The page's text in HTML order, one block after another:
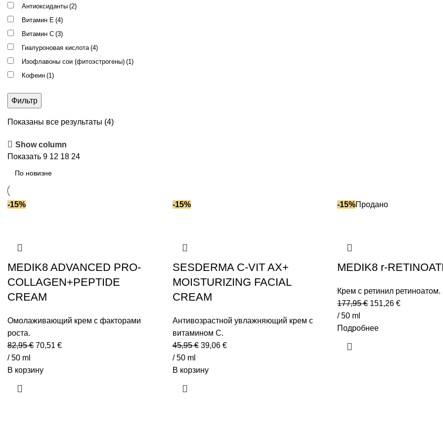
Антиоксиданты (2)
Витамин E (4)
Витамин С (3)
Гиалуроновая кислота (4)
Изофлавоны сои (фитоэстрогены) (1)
Кофеин (1)
Пептиды
(1)
Ретинил ретиноат(витамин А)
Сквалан (1)
Факторы роста
Экстракты растений
Фильтр
Показаны все результаты (4)Сортировка:
Show column
Показать 9 12 18 24
-15%
MEDIK8 ADVANCED PRO-
COLLAGEN+PEPTIDE
CREAM
Омолаживающий крем с факторами
роста.
82,95€ Первоначальная
составляла
70,51 €Текущая
/ 50 ml
В корзину
-15%
SESDERMA C-VIT AX+
MOISTURIZING FACIAL
CREAM
Антивозрастной увлажняющий крем с
витамином C.
45,95€ Первоначальная
составляла
39,06 €Текущая
/ 50 ml
В корзину
-15%Продано
MEDIK8 r-
Крем с ретинил ретиноатом.
177,95€ Первоначальная
составляла
151,26 €Текущая
/ 50 ml
Подробнее